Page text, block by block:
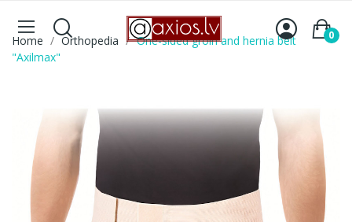
0
Home Orthopedia
One-sided groin and hernia belt
"Axilmax"